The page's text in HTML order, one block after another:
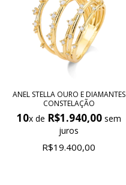
ANEL STELLA OURO E DIAMANTES
CONSTELAÇÃO
10x de R$1.940,00sem
juros
R$19.400,00